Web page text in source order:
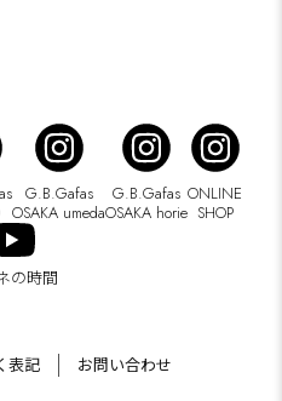
G.B.Gafas
OSAKA umeda
G.B.Gafas
OSAKA horie
ONLINE
SHOP
の時間
表記 お問い合わせ